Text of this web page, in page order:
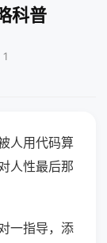
科普
人用代码算
人性最后那
一指导，添